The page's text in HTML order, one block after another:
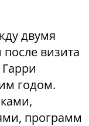
двумя
визита
годом.
программ